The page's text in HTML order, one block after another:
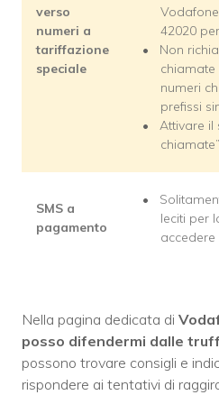
verso
numeri a
tariffazione
speciale
42020
Non
chiamate
numeri
prefissi
Attivare il
SMS a
pagamento
leciti per
Nella pagina dedicata di
posso difendermi dalle
possono trovare consigli e
rispondere ai tentativi di